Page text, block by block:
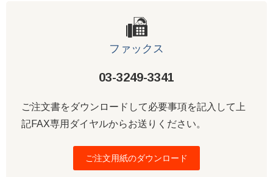
ファックス
03-3249-3341
ご注文書をダウンロードして必要事項を記入して上
記FAX専用ダイヤルからお送りください。
ご注文用紙のダウンロード